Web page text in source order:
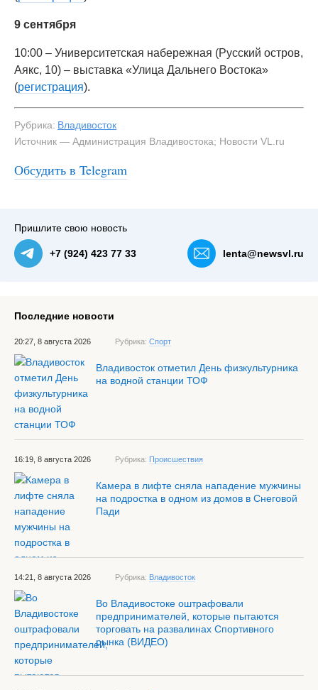
9 сентября
10:00 – Университетская набережная (Русский остров,
Аякс, 10) – выставка «Улица Дальнего Востока»
(регистрация).
Рубрика: Владивосток
Источник — Администрация Владивостока; Новости VL.ru
Обсудить в Telegram
Пришлите свою новость
+7 (924) 423 77 33 lenta@newsvl.ru
Последние новости
20:27, 8 августа 2026 Рубрика: Спорт
Владивосток отметил День физкультурника
на водной станции ТОФ
16:19, 8 августа 2026 Рубрика: Происшествия
Камера в лифте сняла нападение мужчины
на подростка в одном из домов в Снеговой
Пади
14:21, 8 августа 2026 Рубрика: Владивосток
Во Владивостоке оштрафовали
предпринимателей, которые пытаются
торговать на развалинах Спортивного
рынка (ВИДЕО)